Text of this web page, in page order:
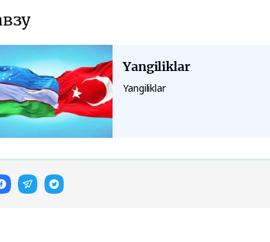
Yangiliklar
Yangiliklar